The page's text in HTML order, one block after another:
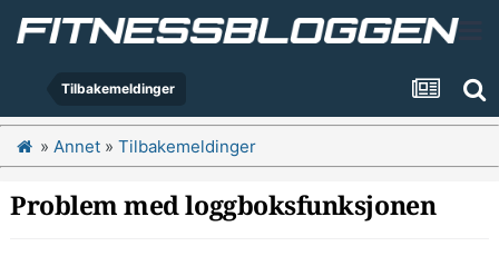
Tilbakemeldinger
» Annet » Tilbakemeldinger
Problem med loggboksfunksjonen